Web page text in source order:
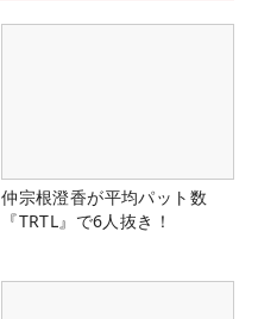
仲宗根澄香が平均パット数
『TRTL』で6人抜き！